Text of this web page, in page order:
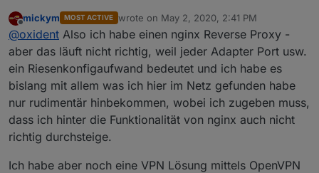
verfügbar zu machen, unabhängig von der Komplexität
des Kennworts?
Ich meine, wenn man nur dediziert die Ports der
Admin- und Web-Instanz freigibt, HTTPS nutzt und die
Kennwörter sicher sind, dann sollte doch eigentlich
nichts passieren ... es sei denn, bei der
Implementierung des Webservers ist irgendwo ein Bug
drin.
Ich war schon erfolgreich dabei, die Web-Instanz
freizugeben.Sobald ich aber auch den Admin-Port
durchleite, lande ich komischerweise auf beiden Ports
immer nur noch auf der Admin-Seite (und kann daher
nicht mehr auf die Vis-Seite zugreifen). Das wollte ich
eigentlich weiter ausbauen ... bis ich diesen Thread
hier gefunden habe ;-)
Offline
mickym MOST ACTIVE wrote on May 2, 2020, 2:41 PM
last edited by
@oxident Also ich habe einen nginx Reverse Proxy -
aber das läuft nicht richtig, weil jeder Adapter Port usw.
ein Riesenkonfigaufwand bedeutet und ich habe es
bislang mit allem was ich hier im Netz gefunden habe
nur rudimentär hinbekommen, wobei ich zugeben muss,
dass ich hinter die Funktionalität von nginx auch nicht
richtig durchsteige.
Ich habe aber noch eine VPN Lösung mittels OpenVPN